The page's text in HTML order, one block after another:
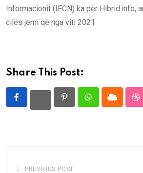
Informacionit (IFCN) ka për Hibrid.info,
cilës jemi që nga viti 2021.
Share This Post:
PinterestWhatsappCloud
PREVIOUS POST